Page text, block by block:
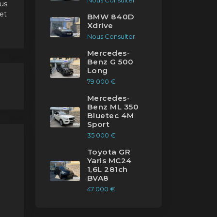
BMW 840D
Xdrive
Nous Consulter
Mercedes-
Benz G 500
Long
79 000 €
Mercedes-
Benz ML 350
Bluetec 4M
Sport
35 000 €
Toyota GR
Yaris MC24
1,6L 281ch
BVA8
47 000 €